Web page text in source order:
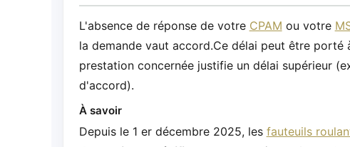
L'absence de réponse de votre CPAM ou votre
la demande vaut accord.Ce délai peut être porté
prestation concernée justifie un délai supérieur
d'accord).
À savoir
Depuis le 1 er décembre 2025, les fauteuils